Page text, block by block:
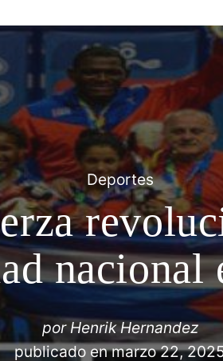
Deportes
nacional
por Henrik Hernandez
publicado enmarzo 22,